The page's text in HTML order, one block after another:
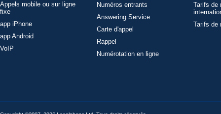
Appels mobile ou sur ligne
fixe
app iPhone
app Android
VoIP
Numéros entrants
Answering Service
Carte d'appel
Rappel
Numérotation en ligne
Tarifs de
Tarifs de